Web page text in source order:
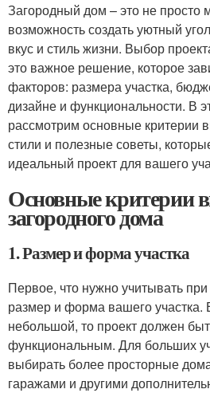
Загородный дом – это не просто
возможность создать уютный
вкус и стиль жизни. Выбор
это важное решение, которое
факторов: размера участка,
дизайне и функциональности. В
рассмотрим основные критерии
стили и полезные советы,
идеальный проект для вашего
Основные критерии
загородного дома
1. Размер и форма участка
Первое, что нужно учитывать
размер и форма вашего участка.
небольшой, то проект должен
функциональным. Для больших
выбирать более просторные
гаражами и другими